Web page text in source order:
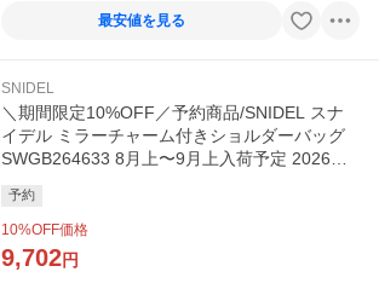
最安値を見る
SNIDEL
＼期間限定10%OFF／予約商品/SNIDEL スナ
イデル ミラーチャーム付きショルダーバッグ
SWGB264633 8月上〜9月上入荷予定 2026秋
予約
10%OFF価格
9,702円